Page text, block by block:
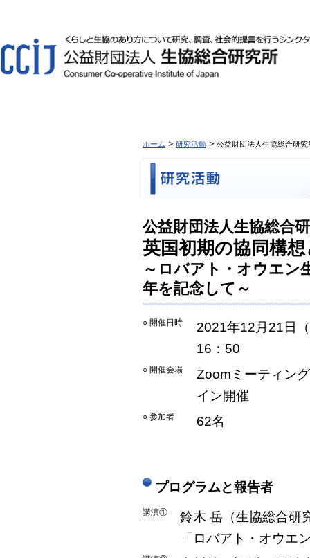
ホーム 研究活動 公益財団法人生協総合研
公益財団法人生協総合
英国初期の協同構
～ロバアト・オウエン
年を記念して～
○ 開催日時
2021年12月21日
16：50
○ 開催会場
Zoomミーティン
イン開催
○ 参加者 62名
プログラムと報告者
講演①
鈴木 岳（生協総合研
「ロバアト・オウエ